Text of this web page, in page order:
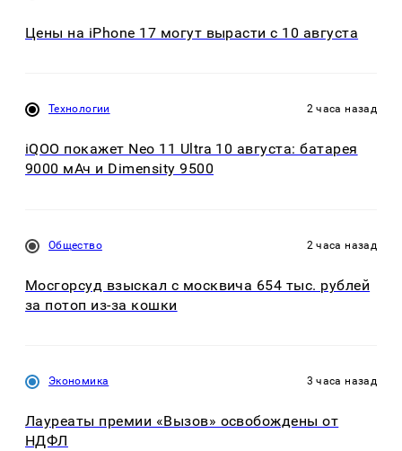
Цены на iPhone 17 могут вырасти с 10 августа
Технологии 2 часа назад
iQOO покажет Neo 11 Ultra 10 августа: батарея
9000 мАч и Dimensity 9500
Общество 2 часа назад
Мосгорсуд взыскал с москвича 654 тыс. рублей
за потоп из-за кошки
Экономика 3 часа назад
Лауреаты премии «Вызов» освобождены от
НДФЛ